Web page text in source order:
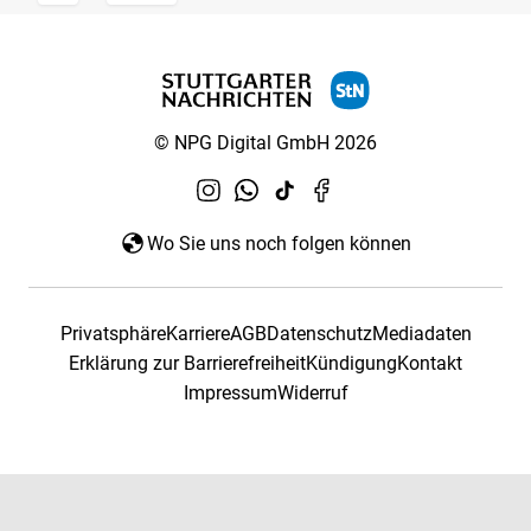
© NPG Digital GmbH 2026
Wo Sie uns noch folgen können
PrivatsphäreKarriereAGBDatenschutzMediadaten
Erklärung zur BarrierefreiheitKündigungKontakt
ImpressumWiderruf